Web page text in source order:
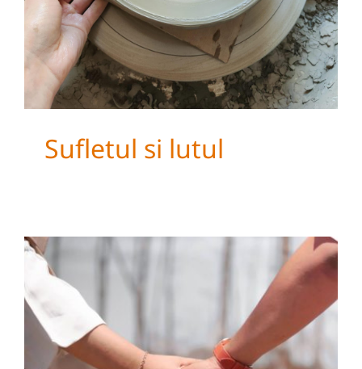
Sufletul si lutul